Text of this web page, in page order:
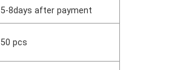
5-8days after payment
50 pcs